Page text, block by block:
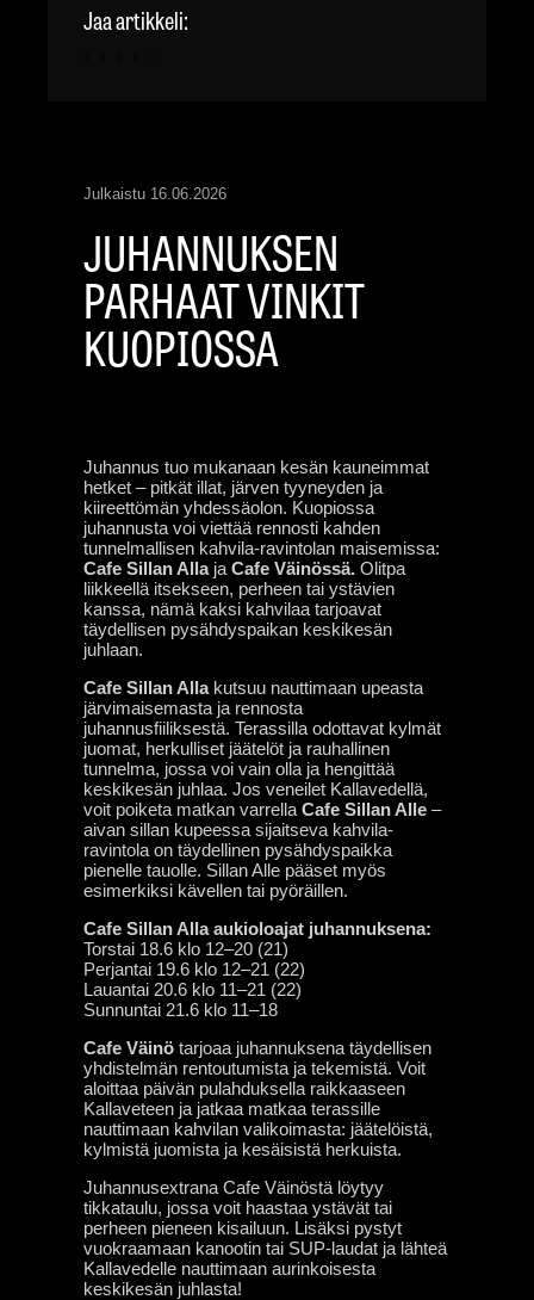
Jaa artikkeli:
Julkaistu 16.06.2026
JUHANNUKSEN
PARHAAT VINKIT
KUOPIOSSA
Juhannus tuo mukanaan kesän kauneimmat
hetket – pitkät illat, järven tyyneyden ja
kiireettömän yhdessäolon. Kuopiossa
juhannusta voi viettää rennosti kahden
tunnelmallisen kahvila-ravintolan maisemissa:
Cafe Sillan Allaja Cafe Väinössä. Olitpa
liikkeellä itsekseen, perheen tai ystävien
kanssa, nämä kaksi kahvilaa tarjoavat
täydellisen pysähdyspaikan keskikesän
juhlaan.
Cafe Sillan Alla kutsuu nauttimaan upeasta
järvimaisemasta ja rennosta
juhannusfiiliksestä. Terassilla odottavat kylmät
juomat, herkulliset jäätelöt ja rauhallinen
tunnelma, jossa voi vain olla ja hengittää
keskikesän juhlaa. Jos veneilet Kallavedellä,
voit poiketa matkan varrella Cafe Sillan Alle –
aivan sillan kupeessa sijaitseva kahvila-
ravintola on täydellinen pysähdyspaikka
pienelle tauolle. Sillan Alle pääset myös
esimerkiksi kävellen tai pyöräillen.
Cafe Sillan Alla aukioloajat juhannuksena:
Torstai 18.6 klo 12–20 (21)
Perjantai 19.6 klo 12–21 (22)
Lauantai 20.6 klo 11–21 (22)
Sunnuntai 21.6 klo 11–18
Cafe Väinö tarjoaa juhannuksena täydellisen
yhdistelmän rentoutumista ja tekemistä. Voit
aloittaa päivän pulahduksella raikkaaseen
Kallaveteen ja jatkaa matkaa terassille
nauttimaan kahvilan valikoimasta: jäätelöistä,
kylmistä juomista ja kesäisistä herkuista.
Juhannusextrana Cafe Väinöstä löytyy
tikkataulu, jossa voit haastaa ystävät tai
perheen pieneen kisailuun. Lisäksi pystyt
vuokraamaan kanootin tai SUP-laudat ja lähteä
Kallavedelle nauttimaan aurinkoisesta
keskikesän juhlasta!